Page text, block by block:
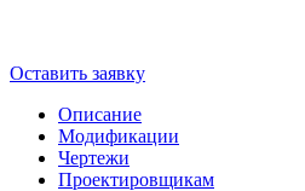
Оставить заявку
Описание
Модификации
Чертежи
Проектировщикам